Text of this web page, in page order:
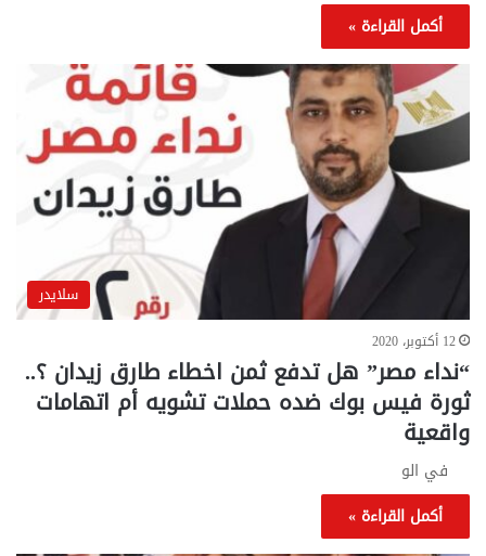
أكمل القراءة »
سلايدر
12 أكتوبر، 2020
“نداء مصر” هل تدفع ثمن اخطاء طارق زيدان ؟..
ثورة فيس بوك ضده حملات تشويه أم اتهامات
واقعية
في الو
أكمل القراءة »